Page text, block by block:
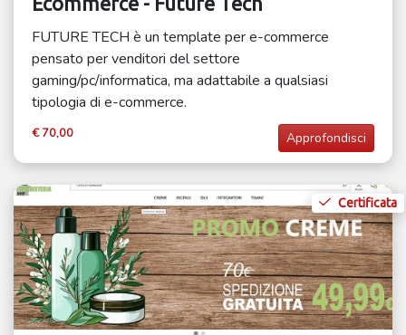
FUTURE TECH è un template per e-commerce
pensato per venditori del settore
gaming/pc/informatica, ma adattabile a qualsiasi
tipologia di e-commerce.
€ 70,00 Approfondisci
Certificata